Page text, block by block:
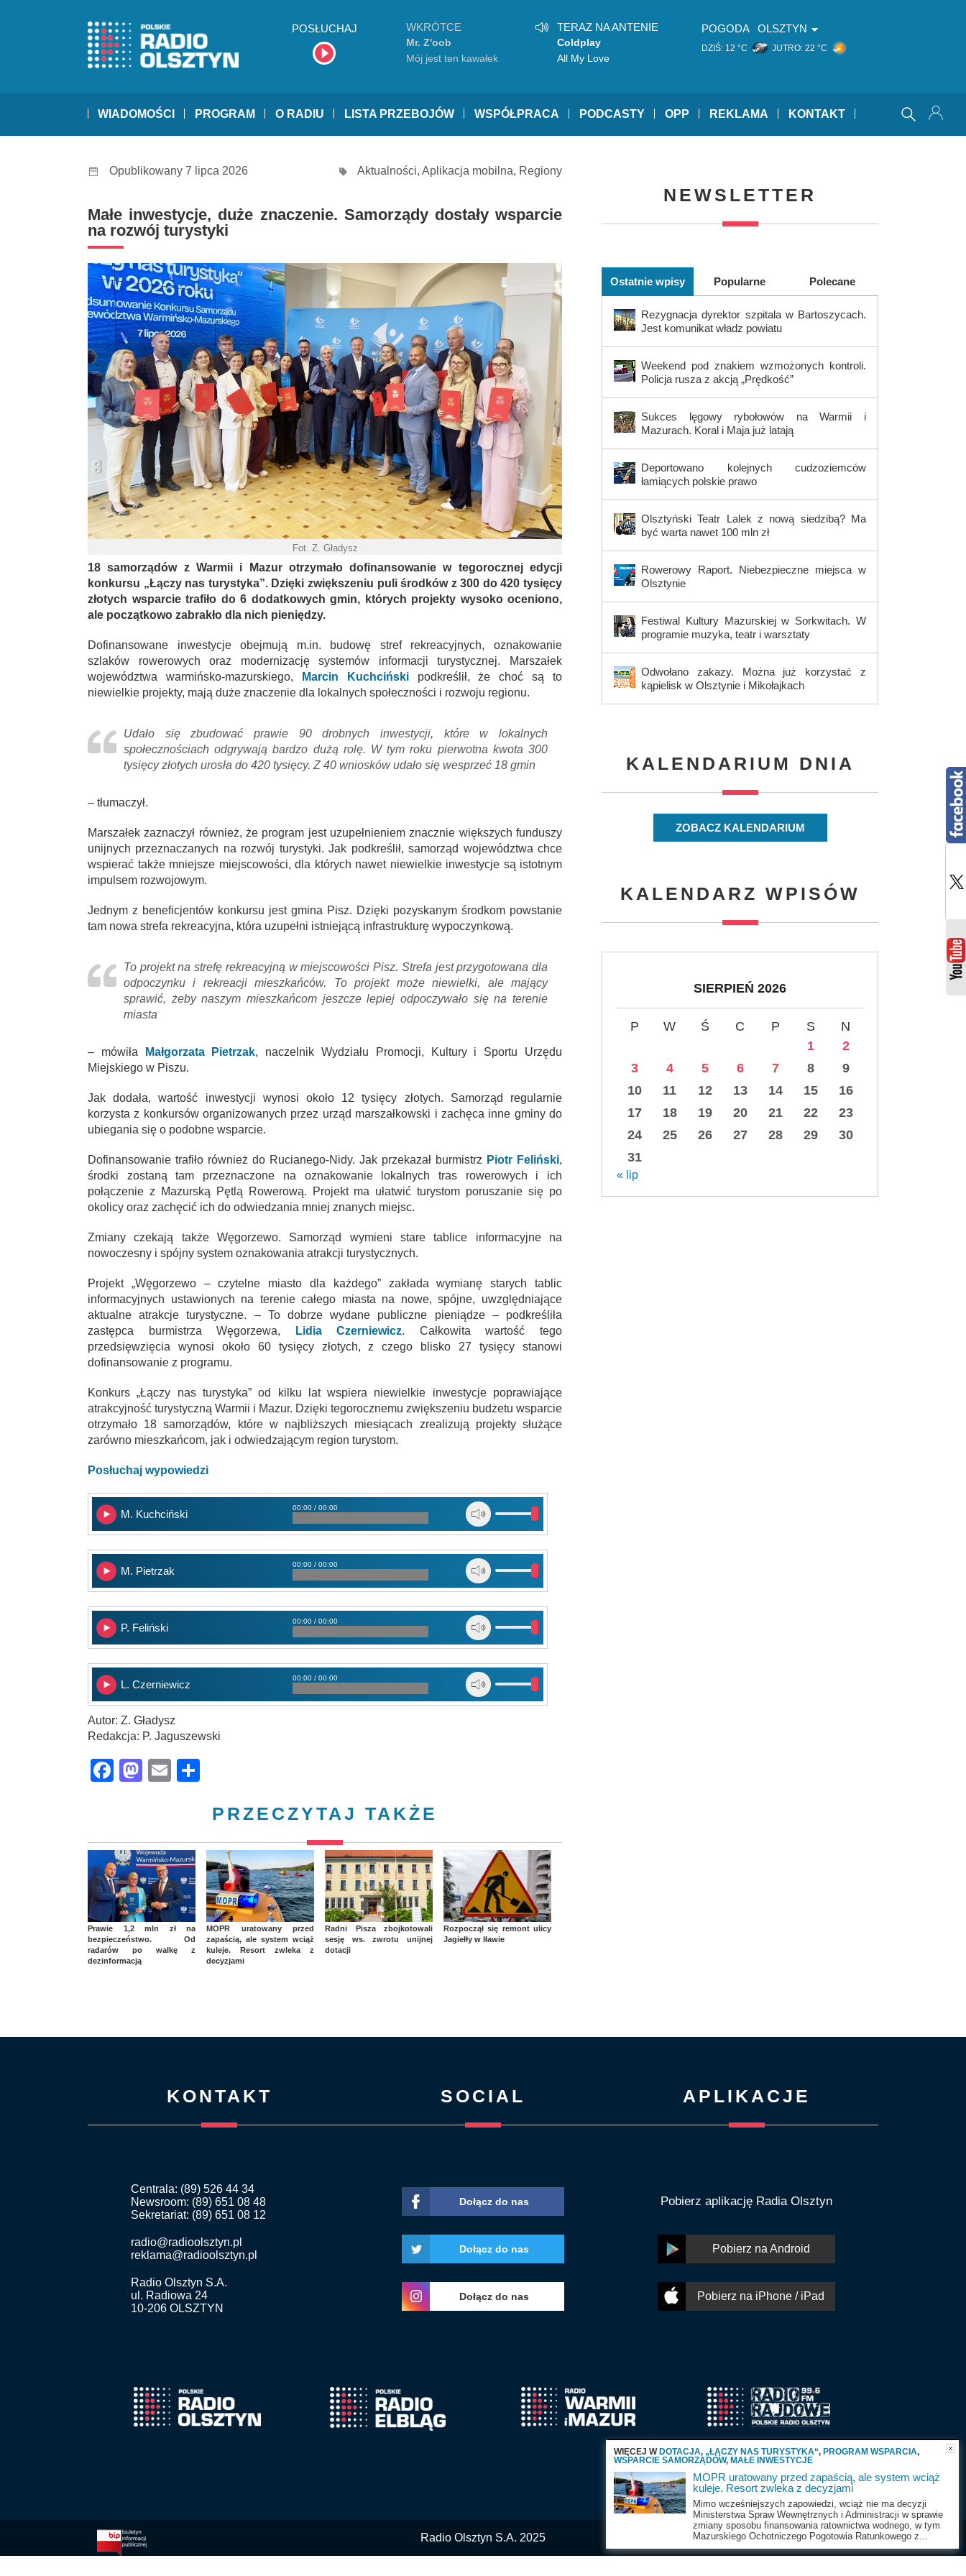
POSŁUCHAJ WKRÓTCE
Mr. Z'oob
Mój jest ten kawałek
TERAZ NA ANTENIE
Coldplay
All My Love
POGODA OLSZTYN
DZIŚ: 12 °C JUTRO: 22 °C
WIADOMOŚCI PROGRAM O RADIU LISTA PRZEBOJÓW WSPÓŁPRACA PODCASTY OPP REKLAMA KONTAKT
Opublikowany 7 lipca 2026 Aktualności, Aplikacja mobilna, Regiony
Małe inwestycje, duże znaczenie. Samorządy dostały wsparcie
na rozwój turystyki
Fot. Z. Gładysz
18 samorządów z Warmii i Mazur otrzymało dofinansowanie w tegorocznej edycji
konkursu „Łączy nas turystyka”. Dzięki zwiększeniu puli środków z 300 do 420 tysięcy
złotych wsparcie trafiło do 6 dodatkowych gmin, których projekty wysoko oceniono,
ale początkowo zabrakło dla nich pieniędzy.
Dofinansowane inwestycje obejmują m.in. budowę stref rekreacyjnych, oznakowanie
szlaków rowerowych oraz modernizację systemów informacji turystycznej. Marszałek
województwa warmińsko-mazurskiego,
Marcin Kuchcińskipodkreślił, że choć są to
niewielkie projekty, mają duże znaczenie dla lokalnych społeczności i rozwoju regionu.
Udało się zbudować prawie 90 drobnych inwestycji, które w lokalnych
społecznościach odgrywają bardzo dużą rolę. W tym roku pierwotna kwota 300
tysięcy złotych urosła do 420 tysięcy. Z 40 wniosków udało się wesprzeć 18 gmin
– tłumaczył.
Marszałek zaznaczył również, że program jest uzupełnieniem znacznie większych funduszy
unijnych przeznaczanych na rozwój turystyki. Jak podkreślił, samorząd województwa chce
wspierać także mniejsze miejscowości, dla których nawet niewielkie inwestycje są istotnym
impulsem rozwojowym.
Jednym z beneficjentów konkursu jest gmina Pisz. Dzięki pozyskanym środkom powstanie
tam nowa strefa rekreacyjna, która uzupełni istniejącą infrastrukturę wypoczynkową.
To projekt na strefę rekreacyjną w miejscowości Pisz. Strefa jest przygotowana dla
odpoczynku i rekreacji mieszkańców. To projekt może niewielki, ale mający
sprawić, żeby naszym mieszkańcom jeszcze lepiej odpoczywało się na terenie
miasta
– mówiła Małgorzata Pietrzak, naczelnik Wydziału Promocji, Kultury i Sportu Urzędu
Miejskiego w Piszu.
Jak dodała, wartość inwestycji wynosi około 12 tysięcy złotych. Samorząd regularnie
korzysta z konkursów organizowanych przez urząd marszałkowski i zachęca inne gminy do
ubiegania się o podobne wsparcie.
Dofinansowanie trafiło również do Rucianego-Nidy. Jak przekazał burmistrz Piotr Feliński,
środki zostaną tam przeznaczone na oznakowanie lokalnych tras rowerowych i ich
połączenie z Mazurską Pętlą Rowerową. Projekt ma ułatwić turystom poruszanie się po
okolicy oraz zachęcić ich do odwiedzania mniej znanych miejsc.
Zmiany czekają także Węgorzewo. Samorząd wymieni stare tablice informacyjne na
nowoczesny i spójny system oznakowania atrakcji turystycznych.
Projekt „Węgorzewo – czytelne miasto dla każdego” zakłada wymianę starych tablic
informacyjnych ustawionych na terenie całego miasta na nowe, spójne, uwzględniające
aktualne atrakcje turystyczne. – To dobrze wydane publiczne pieniądze – podkreśliła
zastępca burmistrza Węgorzewa,
Lidia Czerniewicz. Całkowita wartość tego
przedsięwzięcia wynosi około 60 tysięcy złotych, z czego blisko 27 tysięcy stanowi
dofinansowanie z programu.
Konkurs „Łączy nas turystyka” od kilku lat wspiera niewielkie inwestycje poprawiające
atrakcyjność turystyczną Warmii i Mazur. Dzięki tegorocznemu zwiększeniu budżetu wsparcie
otrzymało 18 samorządów, które w najbliższych miesiącach zrealizują projekty służące
zarówno mieszkańcom, jak i odwiedzającym region turystom.
Posłuchaj wypowiedzi
M. Kuchciński
00:00 / 00:00
M. Pietrzak
00:00 / 00:00
P. Feliński
00:00 / 00:00
L. Czerniewicz
00:00 / 00:00
Autor: Z. Gładysz
Redakcja: P. Jaguszewski
Facebook
Mastodon
Email
PRZECZYTAJ TAKŻE
Prawie 1,2 mln zł na
bezpieczeństwo. Od
radarów po walkę z
dezinformacją
MOPR uratowany przed
zapaścią, ale system wciąż
kuleje. Resort zwleka z
decyzjami
Radni Pisza zbojkotowali
sesję ws. zwrotu unijnej
dotacji
Rozpoczął się remont ulicy
Jagiełły w Iławie
NEWSLETTER
Ostatnie wpisy Popularne Polecane
Rezygnacja dyrektor szpitala w Bartoszycach.
Jest komunikat władz powiatu
Weekend pod znakiem wzmożonych kontroli.
Policja rusza z akcją „Prędkość”
Sukces lęgowy rybołowów na Warmii i
Mazurach. Koral i Maja już latają
Deportowano kolejnych cudzoziemców
łamiących polskie prawo
Olsztyński Teatr Lalek z nową siedzibą? Ma
być warta nawet 100 mln zł
Rowerowy Raport. Niebezpieczne miejsca w
Olsztynie
Festiwal Kultury Mazurskiej w Sorkwitach. W
programie muzyka, teatr i warsztaty
Odwołano zakazy. Można już korzystać z
kąpielisk w Olsztynie i Mikołajkach
KALENDARIUM DNIA
ZOBACZ KALENDARIUM
KALENDARZ WPISÓW
SIERPIEŃ 2026
P W Ś C P S
N
1
2
3
4 5 6 7 8
9
10
11 12 13 14 15
16
17
18 19 20 21 22
23
24
25 26 27 28 29
30
31
« lip
KONTAKT
Centrala: (89) 526 44 34
Newsroom: (89) 651 08 48
Sekretariat: (89) 651 08 12
radio@radioolsztyn.pl
reklama@radioolsztyn.pl
Radio Olsztyn S.A.
ul. Radiowa 24
10-206 OLSZTYN
SOCIAL
Dołącz do nas
Dołącz do nas
Dołącz do nas
APLIKACJE
Pobierz aplikację Radia Olsztyn
Pobierz na Android
Pobierz na iPhone / iPad
Radio Olsztyn S.A. 2025 Wszystkie prawa zastrzeżone
WIĘCEJ W DOTACJA, „ŁĄCZY NAS TURYSTYKA“, PROGRAM WSPARCIA,
WSPARCIE SAMORZĄDÓW, MAŁE INWESTYCJE
MOPR uratowany przed zapaścią, ale system wciąż
kuleje. Resort zwleka z decyzjami
Mimo wcześniejszych zapowiedzi, wciąż nie ma decyzji
Ministerstwa Spraw Wewnętrznych i Administracji w sprawie
zmiany sposobu finansowania ratownictwa wodnego, w tym
Mazurskiego Ochotniczego Pogotowia Ratunkowego z...